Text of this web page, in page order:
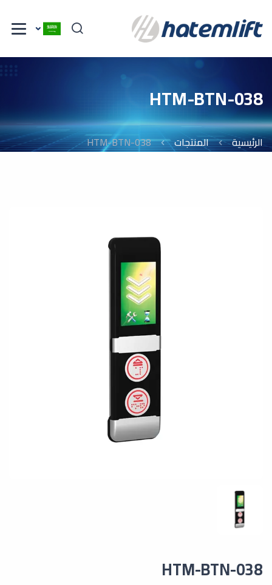
HTM-BTN-038
الرئيسية المنتجات HTM-BTN-038
HTM-BTN-038